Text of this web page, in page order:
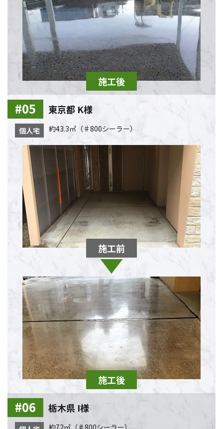
東京都 K様
個人宅 約43.3㎡（♯800シーラー）
栃木県 I様
約72㎡（♯800シーラー）